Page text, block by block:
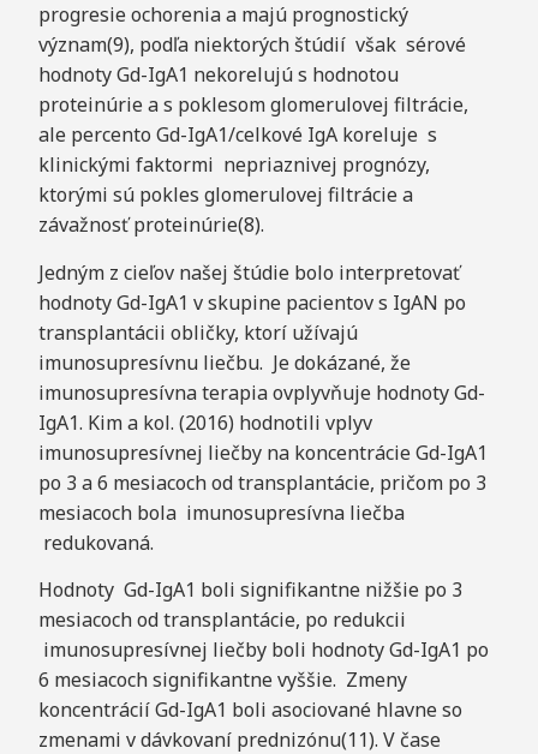
progresie ochorenia a majú prognostický
význam(9), podľa niektorých štúdií však sérové
hodnoty Gd-IgA1 nekorelujú s hodnotou
proteinúrie a s poklesom glomerulovej filtrácie,
ale percento Gd-IgA1/celkové IgA koreluje s
klinickými faktormi nepriaznivej prognózy,
ktorými sú pokles glomerulovej filtrácie a
závažnosť proteinúrie(8).
Jedným z cieľov našej štúdie bolo interpretovať
hodnoty Gd-IgA1 v skupine pacientov s IgAN po
transplantácii obličky, ktorí užívajú
imunosupresívnu liečbu. Je dokázané, že
imunosupresívna terapia ovplyvňuje hodnoty Gd-
IgA1. Kim a kol. (2016) hodnotili vplyv
imunosupresívnej liečby na koncentrácie Gd-IgA1
po 3 a 6 mesiacoch od transplantácie, pričom po 3
mesiacoch bola imunosupresívna liečba
redukovaná.
Hodnoty Gd-IgA1 boli signifikantne nižšie po 3
mesiacoch od transplantácie, po redukcii
imunosupresívnej liečby boli hodnoty Gd-IgA1 po
6 mesiacoch signifikantne vyššie. Zmeny
koncentrácií Gd-IgA1 boli asociované hlavne so
zmenami v dávkovaní prednizónu(11). V čase